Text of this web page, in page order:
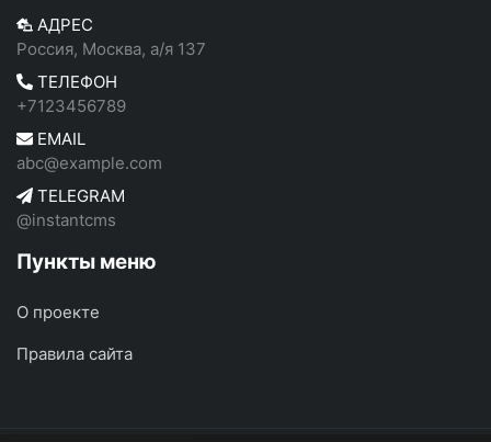
АДРЕС
Россия, Москва, а/я 137
ТЕЛЕФОН
+7123456789
EMAIL
abc@example.com
TELEGRAM
@instantcms
Пункты меню
О проекте
Правила сайта